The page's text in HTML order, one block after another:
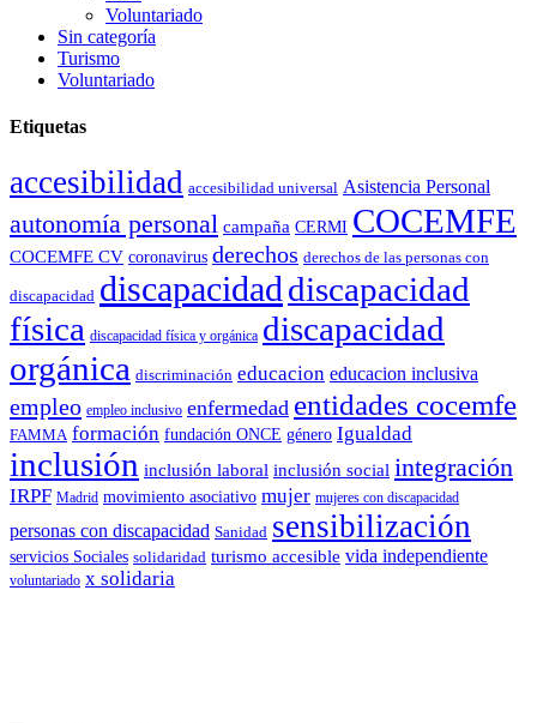
Voluntariado
Sin categoría
Turismo
Voluntariado
Etiquetas
accesibilidad accesibilidad universal Asistencia Personal
autonomía personal campaña CERMI COCEMFE
COCEMFE CV coronavirus derechos derechos de las personas con
discapacidad discapacidad discapacidad
física discapacidad física y orgánica discapacidad
orgánica discriminación educacion educacion inclusiva
empleo empleo inclusivo enfermedad entidades cocemfe
FAMMA formación fundación ONCE género Igualdad
inclusión inclusión laboral inclusión social integración
IRPF Madrid movimiento asociativo mujer mujeres con discapacidad
personas con discapacidad Sanidad sensibilización
servicios Sociales solidaridad turismo accesible vida independiente
voluntariado x solidaria